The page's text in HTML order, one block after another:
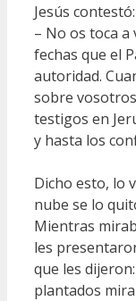
Jesús contestó:
– No os toca
fechas que el
autoridad.
sobre
testigos en
y hasta los
Dicho esto, lo
nube se lo
Mientras
les
que les
plantados